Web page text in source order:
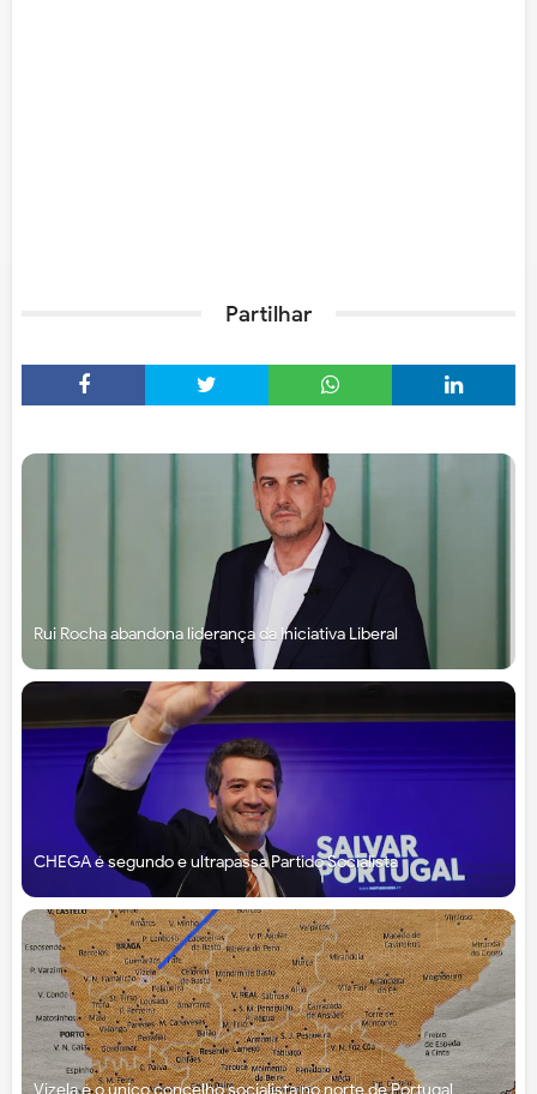
Partilhar
Rui Rocha abandona liderança da Iniciativa Liberal
CHEGA é segundo e ultrapassa Partido Socialista